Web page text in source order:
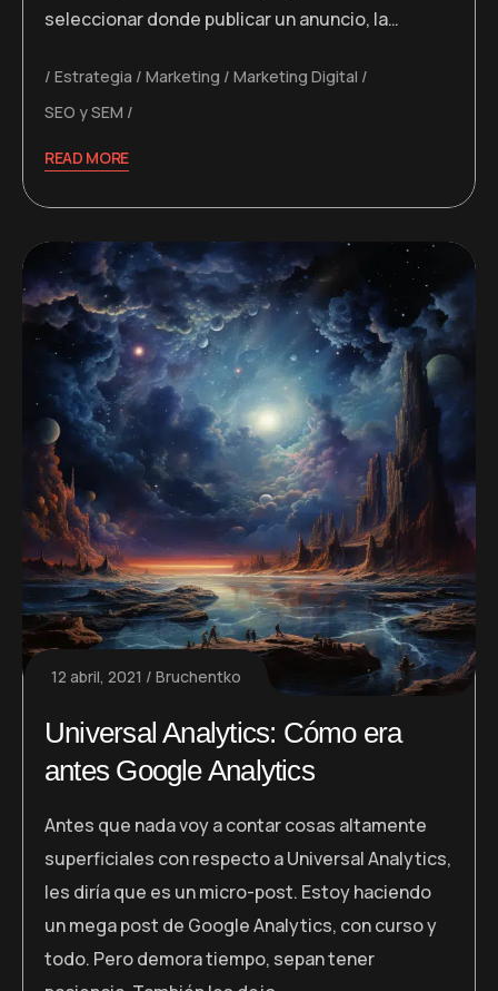
seleccionar donde publicar un anuncio, la…
Estrategia Marketing
Marketing Digital
SEO y SEM
READ MORE
12 abril, 2021 Bruchentko
Universal Analytics: Cómo era
antes Google Analytics
Antes que nada voy a contar cosas altamente
superficiales con respecto a Universal Analytics,
les diría que es un micro-post. Estoy haciendo
un mega post de Google Analytics, con curso y
todo. Pero demora tiempo, sepan tener